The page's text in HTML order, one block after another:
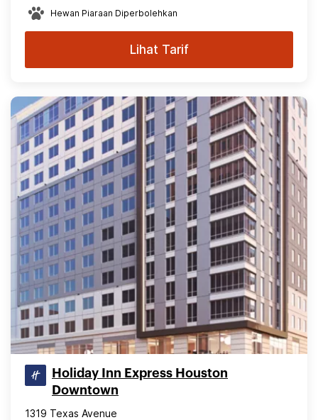
Hewan Piaraan Diperbolehkan
Lihat Tarif
Holiday Inn Express Houston
Downtown
1319 Texas Avenue